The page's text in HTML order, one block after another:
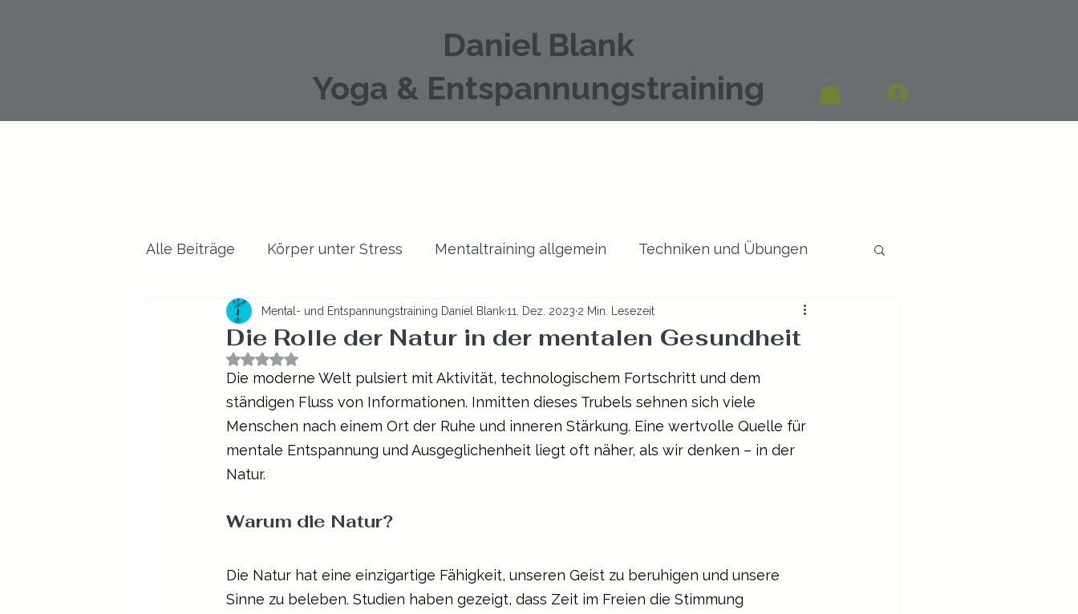
Daniel Blank
Yoga & Entspannungstraining
Alle Beiträge Körper unter Stress Mentaltraining allgemein Techniken und Übungen
Gesundheit allgemein Yoga Zeitmanagement
Die Rolle der Natur in der mentalen Gesundheit
Mental- und Entspannungstraining Daniel Blank11. Dez. 2023 2 Min. Lesezeit
Mit NaN von 5 Sternen bewertet.
Die moderne Welt pulsiert mit Aktivität, technologischem Fortschritt und dem
ständigen Fluss von Informationen. Inmitten dieses Trubels sehnen sich viele
Menschen nach einem Ort der Ruhe und inneren Stärkung. Eine wertvolle Quelle für
mentale Entspannung und Ausgeglichenheit liegt oft näher, als wir denken – in der
Natur.
Warum die Natur?
Die Natur hat eine einzigartige Fähigkeit, unseren Geist zu beruhigen und unsere
Sinne zu beleben. Studien haben gezeigt, dass Zeit im Freien die Stimmung